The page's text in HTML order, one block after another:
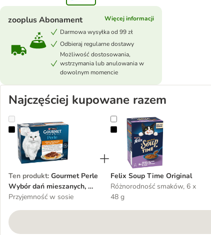
zooplus Abonament
Więcej informacji
Darmowa wysyłka od 99 zł
Odbieraj regularne dostawy
Możliwość dostosowania,
wstrzymania lub anulowania w
dowolnym momencie
Najczęściej kupowane razem
Gourmet Perle Wybór dań mieszanych, w sosie, 12 x 85 g
Ten produkt: Gourmet Perle
Wybór dań mieszanych, w
sosie, 12 x 85 g
Przyjemność w sosie
Felix Soup Time Original
Felix Soup Time Original
Różnorodność smaków, 6 x
48 g